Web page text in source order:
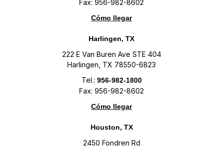
Fax: 956-982-8602
Cómo llegar
Harlingen, TX
222 E Van Buren Ave STE 404
Harlingen, TX 78550-6823
Tel.: 956-982-1800
Fax: 956-982-8602
Cómo llegar
Houston, TX
2450 Fondren Rd